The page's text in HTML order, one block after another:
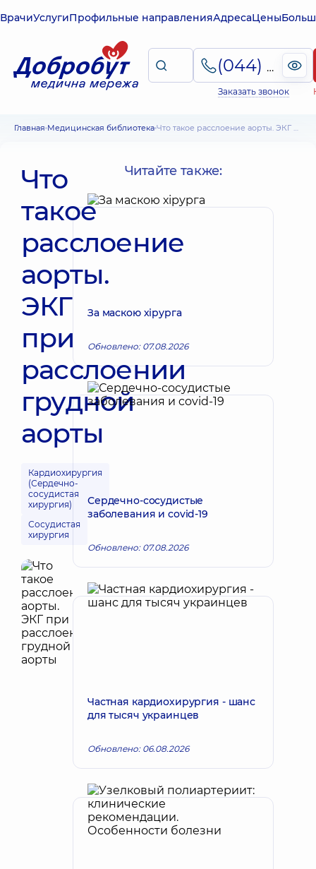
ВрачиУслугиПрофильные направленияАдресаЦены
(044) 495-2-888
Заказать звонок
Главная Медицинская библиотека Что такое расслоение аорты. ЭКГ при расслоении грудной аорты
Что
такое
расслоение
аорты.
ЭКГ
при
расслоении
грудной
аорты
Кардиохирургия
(Сердечно-
сосудистая
хирургия)
Сосудистая
хирургия
Читайте также:
За маскою хірурга
Обновлено: 07.08.2026
Сердечно-сосудистые
заболевания и covid-19
Обновлено: 07.08.2026
Частная кардиохирургия - шанс
для тысяч украинцев
Обновлено: 06.08.2026